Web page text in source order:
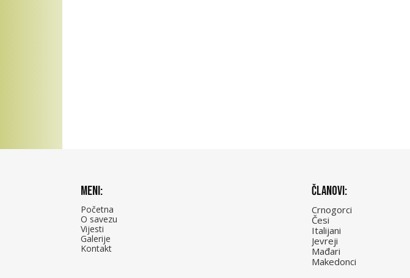
Meni:
Početna
O savezu
Vijesti
Galerije
Kontakt
Članovi:
Crnogorci
Česi
Italijani
Jevreji
Mađari
Makedonci